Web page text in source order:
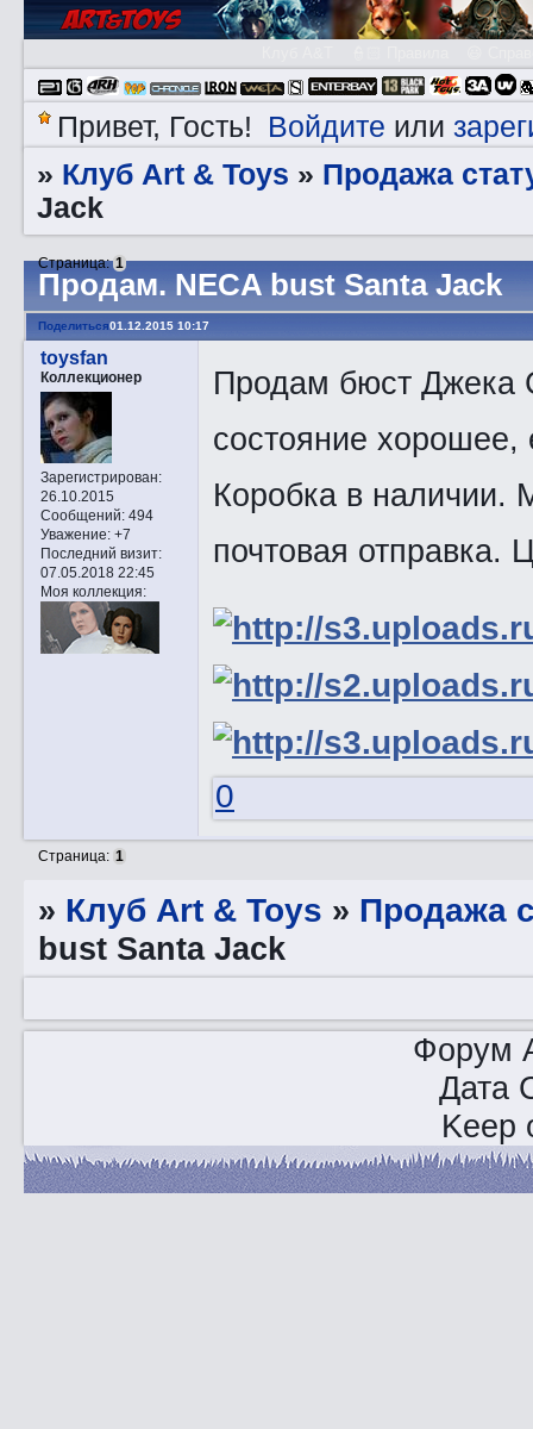
Привет, Гость! Войдите или
» Клуб Art & Toys » Продажа
Jack
Прoдам. NECA bust Santa Jack
Страница:1
Поделиться01.12.2015 10:17
toysfan
Коллекционер
Зарегистрирован:
26.10.2015
Сообщений:494
Уважение: +7
Последний визит:
07.05.2018 22:45
Моя коллекция:
Продам бюст Джека
состояние хорошее,
Коробка в наличии.
почтовая отправка.
0
Страница: 1
» Клуб Art & Toys » Продажа
bust Santa Jack
Форум
Дата
Keep